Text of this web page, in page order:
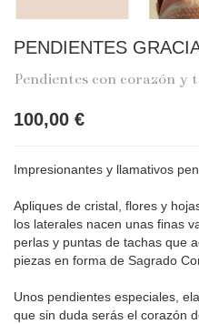
PENDIENTES
Pendientes con corazón y
100,00 €
Impresionantes y llamativos
Apliques de cristal, flores y
los laterales nacen unas finas
perlas y puntas de tachas que
piezas en forma de Sagrado
Unos pendientes especiales,
que sin duda serás el corazón